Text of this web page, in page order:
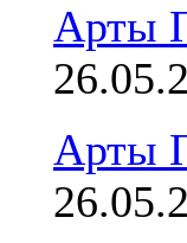
Арты
Арты